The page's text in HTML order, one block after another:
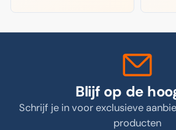
Blijf op de
Schrijf je in voor exclusieve
producten